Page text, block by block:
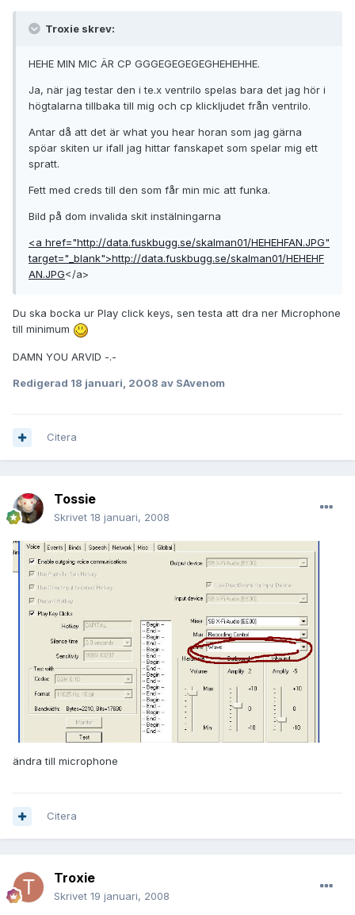
Troxie skrev:
HEHE MIN MIC ÄR CP GGGEGEGEGEGHEHEHHE.
Ja, när jag testar den i te.x ventrilo spelas bara det jag hör i
högtalarna tillbaka till mig och cp klickljudet från ventrilo.
Antar då att det är what you hear horan som jag gärna
spöar skiten ur ifall jag hittar fanskapet som spelar mig ett
spratt.
Fett med creds till den som får min mic att funka.
Bild på dom invalida skit instälningarna
<a href="http://data.fuskbugg.se/skalman01/HEHEHFAN.JPG"
target="_blank">http://data.fuskbugg.se/skalman01/HEHEHF
AN.JPG</a>
Du ska bocka ur Play click keys, sen testa att dra ner Microphone
till minimum
DAMN YOU ARVID -.-
Redigerad 18 januari, 2008 av SAvenom
Citera
Tossie
Skrivet 18 januari, 2008
ändra till microphone
Citera
Troxie
Skrivet 19 januari, 2008